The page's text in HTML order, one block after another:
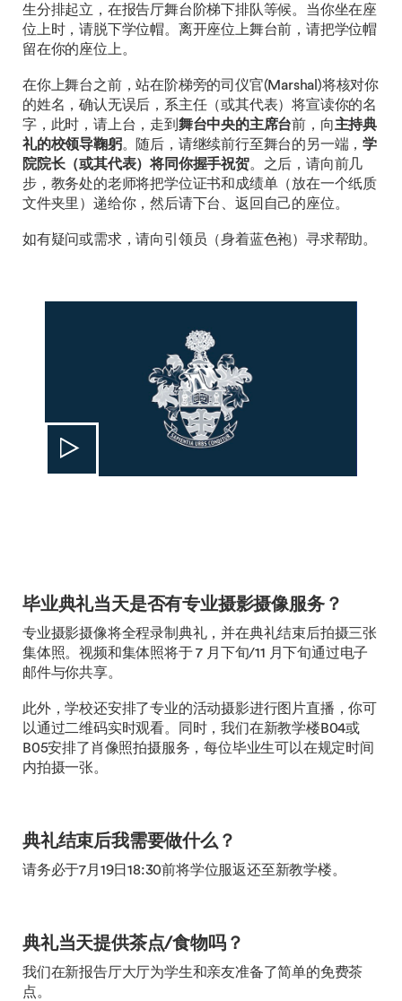
生分排起立，在报告厅舞台阶梯下排队等候。当你坐在座
位上时，请脱下学位帽。离开座位上舞台前，请把学位帽
留在你的座位上。
在你上舞台之前，站在阶梯旁的司仪官(Marshal)将核对你
的姓名，确认无误后，系主任（或其代表）将宣读你的名
字，此时，请上台，走到 舞台中央的主席台前，向主持典
礼的校领导鞠躬。随后，请继续前行至舞台的另一端，学
院院长（或其代表）将同你握手祝贺。之后，请向前几
步，教务处的老师将把学位证书和成绩单（放在一个纸质
文件夹里）递给你，然后请下台、返回自己的座位。
如有疑问或需求，请向引领员（身着蓝色袍）寻求帮助。
毕业典礼当天是否有专业摄影摄像服务？
专业摄影摄像将全程录制典礼，并在典礼结束后拍摄三张
集体照。视频和集体照将于 7 月下旬/11 月下旬通过电子
邮件与你共享。
此外，学校还安排了专业的活动摄影进行图片直播，你可
以通过二维码实时观看。同时，我们在新教学楼B04或
B05安排了肖像照拍摄服务，每位毕业生可以在规定时间
内拍摄一张。
典礼结束后我需要做什么？
请务必于7月19日18:30前将学位服返还至新教学楼。
典礼当天提供茶点/食物吗？
我们在新报告厅大厅为学生和亲友准备了简单的免费茶
点。